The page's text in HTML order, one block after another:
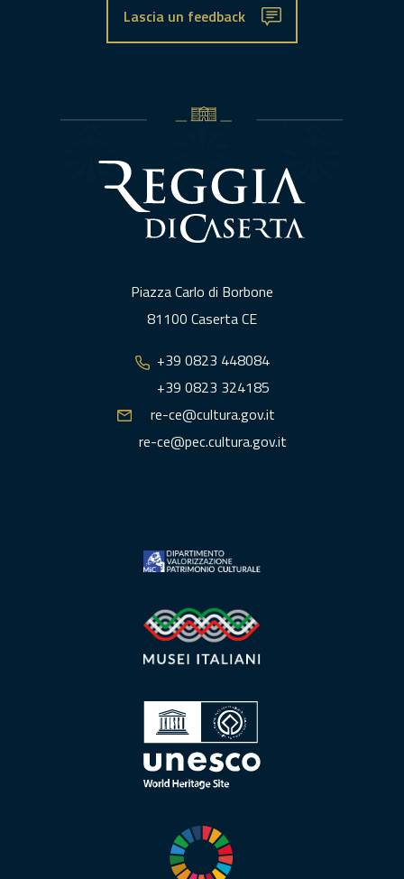
Lascia un feedback
Piazza Carlo di Borbone
81100 Caserta CE
+39 0823 448084
+39 0823 324185
re-ce@cultura.gov.it
re-ce@pec.cultura.gov.it